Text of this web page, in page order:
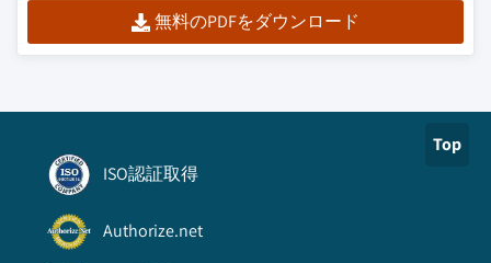
無料のPDFをダウンロード
Top
ISO認証取得
Authorize.net